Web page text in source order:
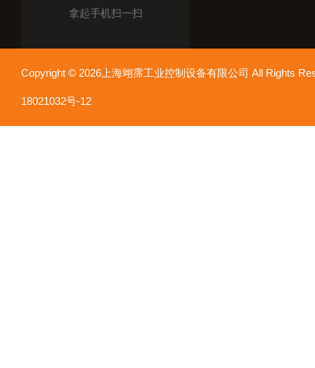
拿起手机扫一扫
Copyright © 2026上海翊霈工业控制设备有限公司 All Rights
18021032号-12